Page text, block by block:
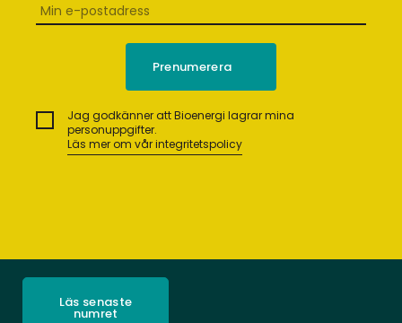
Jag godkänner att Bioenergi lagrar mina
personuppgifter.
Läs mer om vår integritetspolicy
Läs senaste
numret